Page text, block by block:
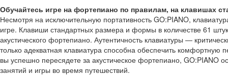
Обучайтесь игре на фортепиано по правилам, на клавишах
Несмотря на исключительную портативность GO:PIANO,
игре. Клавиши стандартных размера и формы в количестве 61
акустического фортепиано. Аутентичность клавиатуры —
только адекватная клавиатура способна обеспечить комфортную
вы успешно пересядете за акустическое фортепиано, GO:PIANO
занятий и игры во время путешествий.